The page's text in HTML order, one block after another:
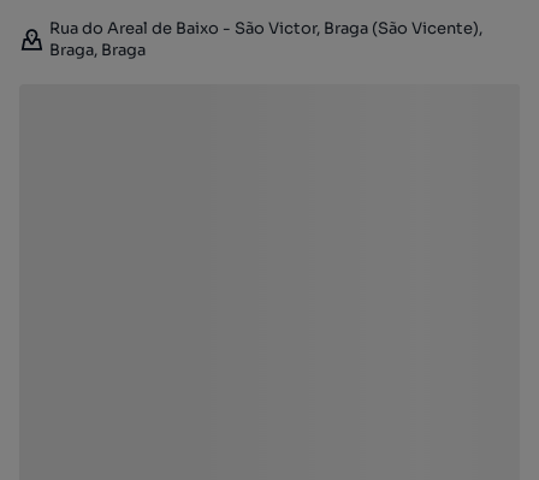
Rua do Areal de Baixo - São Victor, Braga (São Vicente),
Braga, Braga